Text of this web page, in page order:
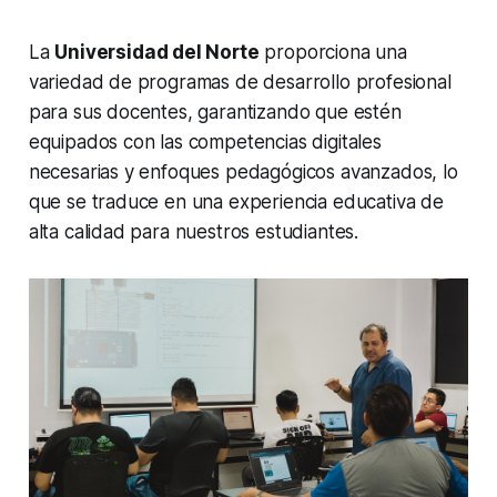
La Universidad del Norte proporciona una
variedad de programas de desarrollo profesional
para sus docentes, garantizando que estén
equipados con las competencias digitales
necesarias y enfoques pedagógicos avanzados, lo
que se traduce en una experiencia educativa de
alta calidad para nuestros estudiantes.